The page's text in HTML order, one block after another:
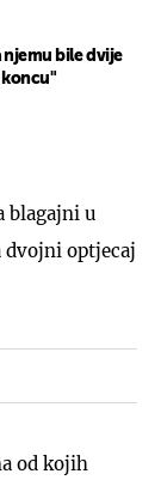
njemu bile dvije
koncu"
blagajni u
dvojni optjecaj
od kojih